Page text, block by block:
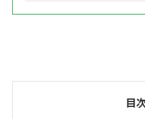
目